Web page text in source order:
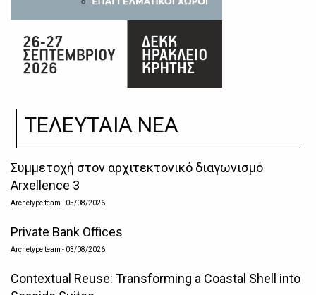
ΤΕΛΕΥΤΑΙΑ ΝΕΑ
Συμμετοχή στον αρχιτεκτονικό διαγωνισμό
Arxellence 3
Archetype team - 05/08/2026
Private Bank Offices
Archetype team - 03/08/2026
Contextual Reuse: Transforming a Coastal Shell into